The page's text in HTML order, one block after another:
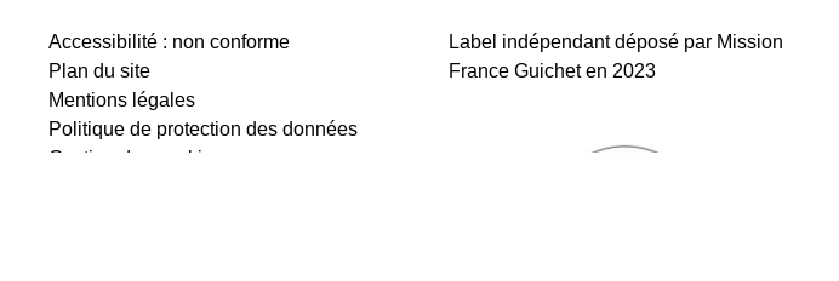
Accessibilité : non conforme
Plan du site
Mentions légales
Politique de protection des données
Gestion des cookies
Label indépendant déposé par Mission
France Guichet en 2023